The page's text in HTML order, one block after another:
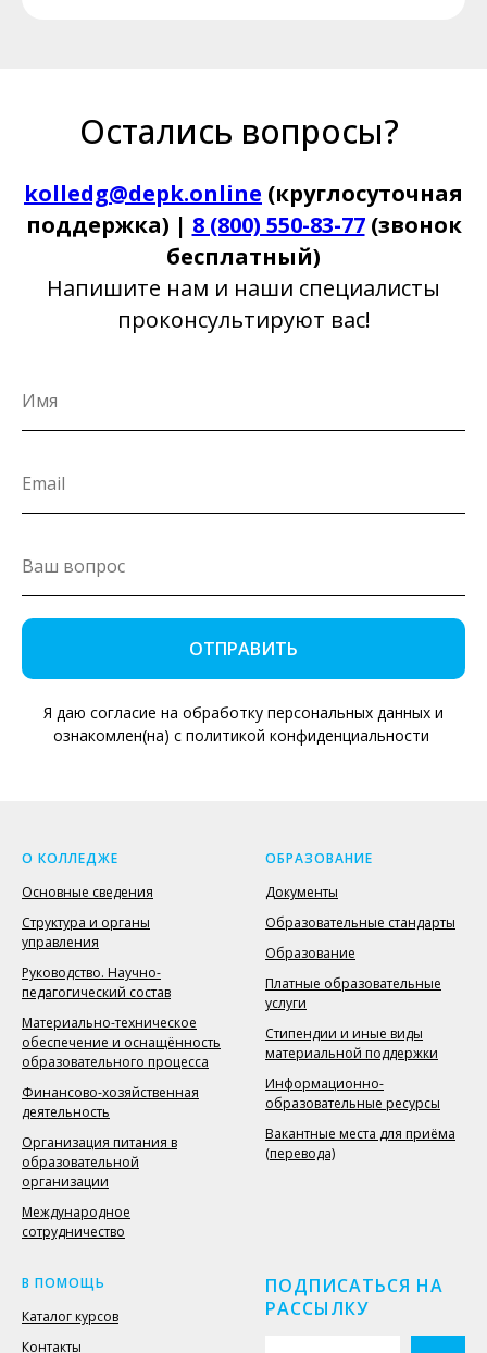
Остались вопросы?
kolledg@depk.online (круглосуточная
поддержка) | 8 (800) 550-83-77(звонок
бесплатный)
Напишите нам и наши специалисты
проконсультируют вас!
ОТПРАВИТЬ
Я даю согласие на обработку персональных данных и
ознакомлен(на) с политикой конфиденциальности
О КОЛЛЕДЖЕ
Основные сведения
Структура и органы
управления
Руководство. Научно-
педагогический состав
Материально-техническое
обеспечение и оснащённость
образовательного процесса
Финансово-хозяйственная
деятельность
Организация питания в
образовательной
организации
Международное
сотрудничество
ОБРАЗОВАНИЕ
Документы
Образовательные стандарты
Образование
Платные образовательные
услуги
Стипендии и иные виды
материальной поддержки
Информационно-
образовательные ресурсы
Вакантные места для приёма
(перевода)
В ПОМОЩЬ
Каталог курсов
Контакты
ПОДПИСАТЬСЯ НА
РАССЫЛКУ